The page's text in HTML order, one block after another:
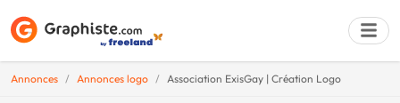
Annonces Annonces logo Association ExisGay | Création Logo